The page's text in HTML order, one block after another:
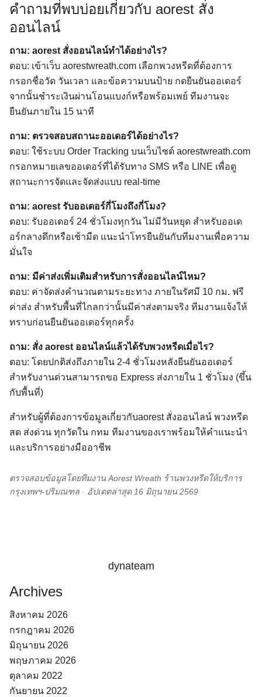
คำถามที่พบบ่อยเกี่ยวกับ aorest สั่ง
ออนไลน์
ถาม: aorest สั่งออนไลน์ทำได้อย่างไร?
ตอบ: เข้าเว็บ aorestwreath.com เลือกพวงหรีดที่ต้องการ
กรอกชื่อวัด วันเวลา และข้อความบนป้าย กดยืนยันออเดอร์
จากนั้นชำระเงินผ่านโอนแบงก์หรือพร้อมเพย์ ทีมงานจะ
ยืนยันภายใน 15 นาที
ถาม: ตรวจสอบสถานะออเดอร์ได้อย่างไร?
ตอบ: ใช้ระบบ Order Tracking บนเว็บไซต์ aorestwreath.com
กรอกหมายเลขออเดอร์ที่ได้รับทาง SMS หรือ LINE เพื่อดู
สถานะการจัดและจัดส่งแบบ real-time
ถาม: aorest รับออเดอร์กี่โมงถึงกี่โมง?
ตอบ: รับออเดอร์ 24 ชั่วโมงทุกวัน ไม่มีวันหยุด สำหรับออเด
อร์กลางดึกหรือเช้ามืด แนะนำโทรยืนยันกับทีมงานเพื่อความ
มั่นใจ
ถาม: มีค่าส่งเพิ่มเติมสำหรับการสั่งออนไลน์ไหม?
ตอบ: ค่าจัดส่งคำนวณตามระยะทาง ภายในรัศมี 10 กม. ฟรี
ค่าส่ง สำหรับพื้นที่ไกลกว่านั้นมีค่าส่งตามจริง ทีมงานแจ้งให้
ทราบก่อนยืนยันออเดอร์ทุกครั้ง
ถาม: สั่ง aorest ออนไลน์แล้วได้รับพวงหรีดเมื่อไร?
ตอบ: โดยปกติส่งถึงภายใน 2-4 ชั่วโมงหลังยืนยันออเดอร์
สำหรับงานด่วนสามารถขอ Express ส่งภายใน 1 ชั่วโมง (ขึ้น
กับพื้นที่)
สำหรับผู้ที่ต้องการข้อมูลเกี่ยวกับaorest สั่งออนไลน์ พวงหรีด
สด ส่งด่วน ทุกวัดใน กทม ทีมงานของเราพร้อมให้คำแนะนำ
และบริการอย่างมืออาชีพ
ตรวจสอบข้อมูลโดยทีมงาน Aorest Wreath ร้านพวงหรีดให้บริการ
กรุงเทพฯ-ปริมณฑล · อัปเดตล่าสุด 16 มิถุนายน 2569
dynateam
Archives
สิงหาคม 2026
กรกฎาคม 2026
มิถุนายน 2026
พฤษภาคม 2026
ตุลาคม 2022
กันยายน 2022